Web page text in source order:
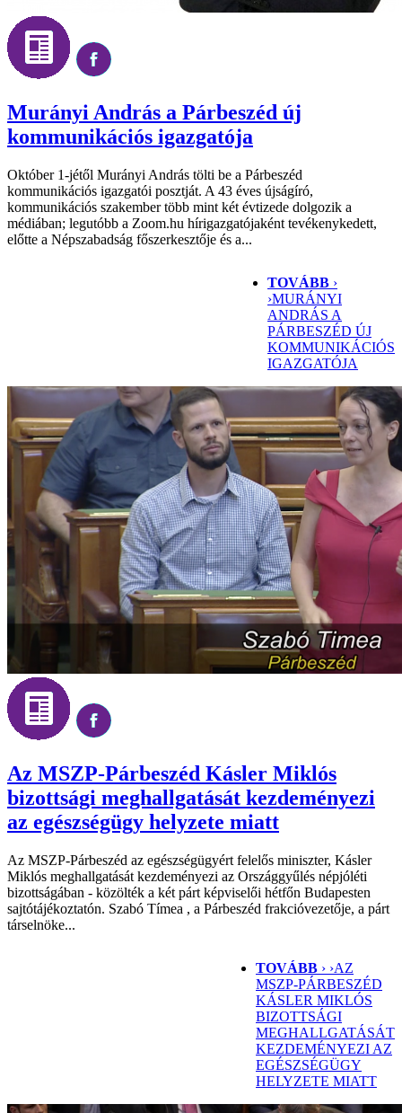
Murányi András a Párbeszéd új
kommunikációs igazgatója
Október 1-jétől Murányi András tölti be a Párbeszéd
kommunikációs igazgatói posztját. A 43 éves újságíró,
kommunikációs szakember több mint két évtizede dolgozik a
médiában; legutóbb a Zoom.hu hírigazgatójaként tevékenykedett,
előtte a Népszabadság főszerkesztője és a...
TOVÁBB ›
›MURÁNYI
ANDRÁS A
PÁRBESZÉD ÚJ
KOMMUNIKÁCIÓS
IGAZGATÓJA
Az MSZP-Párbeszéd Kásler Miklós
bizottsági meghallgatását kezdeményezi
az egészségügy helyzete miatt
Az MSZP-Párbeszéd az egészségügyért felelős miniszter, Kásler
Miklós meghallgatását kezdeményezi az Országgyűlés népjóléti
bizottságában - közölték a két párt képviselői hétfőn Budapesten
sajtótájékoztatón. Szabó Tímea , a Párbeszéd frakcióvezetője, a párt
társelnöke...
TOVÁBB › ›AZ
MSZP-PÁRBESZÉD
KÁSLER MIKLÓS
BIZOTTSÁGI
MEGHALLGATÁSÁT
KEZDEMÉNYEZI AZ
EGÉSZSÉGÜGY
HELYZETE MIATT